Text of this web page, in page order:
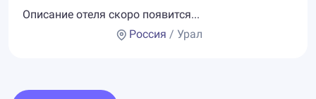
Описание отеля скоро появится...
Россия / Урал